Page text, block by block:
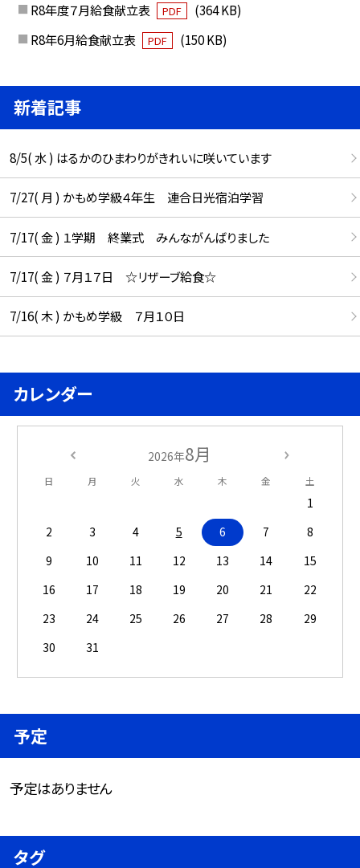
R8年度７月給食献立表 PDF
(364 KB)
R8年6月給食献立表
PDF (150 KB)
新着記事
8/5( 水 ) はるかのひまわりがきれいに咲いています
7/27( 月 ) かもめ学級４年生 連合日光宿泊学習
7/17( 金 ) １学期 終業式 みんながんばりました
7/17( 金 ) ７月１７日 ☆リザーブ給食☆
7/16( 木 ) かもめ学級 ７月１０日
カレンダー
2026年8月
日 月 火 水 木 金 土
1
2
3 4 5 6 7
8
9
10 11 12 13 14
15
16
17 18 19 20 21
22
23
24 25 26 27 28
29
30
31
予定
予定はありません
タグ